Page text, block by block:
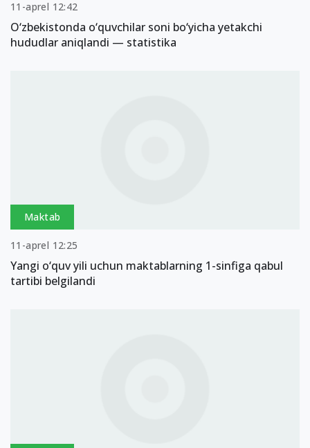
11-aprel 12:42
O‘zbekistonda o‘quvchilar soni bo‘yicha yetakchi
hududlar aniqlandi — statistika
Maktab
11-aprel 12:25
Yangi o‘quv yili uchun maktablarning 1-sinfiga qabul
tartibi belgilandi